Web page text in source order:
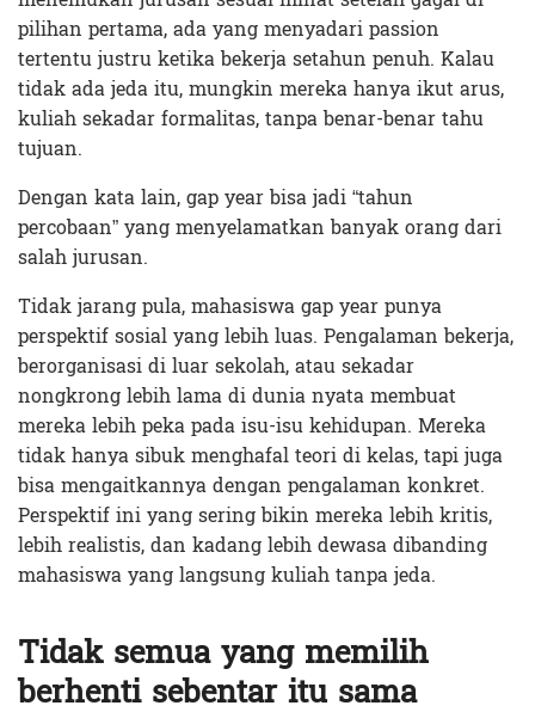
pilihan pertama, ada yang menyadari passion
tertentu justru ketika bekerja setahun penuh. Kalau
tidak ada jeda itu, mungkin mereka hanya ikut arus,
kuliah sekadar formalitas, tanpa benar-benar tahu
tujuan.
Dengan kata lain, gap year bisa jadi “tahun
percobaan” yang menyelamatkan banyak orang dari
salah jurusan.
Tidak jarang pula, mahasiswa gap year punya
perspektif sosial yang lebih luas. Pengalaman bekerja,
berorganisasi di luar sekolah, atau sekadar
nongkrong lebih lama di dunia nyata membuat
mereka lebih peka pada isu-isu kehidupan. Mereka
tidak hanya sibuk menghafal teori di kelas, tapi juga
bisa mengaitkannya dengan pengalaman konkret.
Perspektif ini yang sering bikin mereka lebih kritis,
lebih realistis, dan kadang lebih dewasa dibanding
mahasiswa yang langsung kuliah tanpa jeda.
Tidak semua yang memilih
berhenti sebentar itu sama